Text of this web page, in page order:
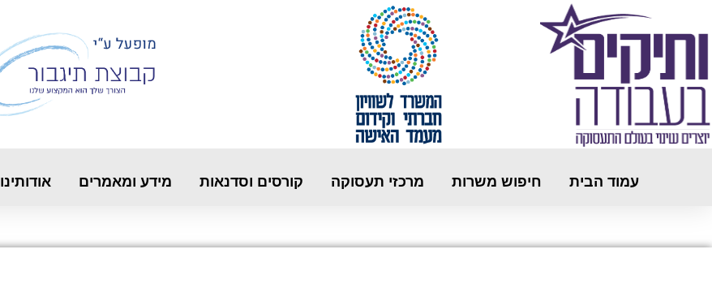
עמוד הבית חיפוש משרות מרכזי תעסוקה קורסים וסדנאות מידע ומאמרים אודותינו